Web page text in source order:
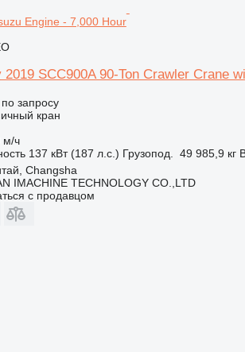
Engine - 7,000 Hour
2019 SCC900A 90-Ton Crawler Crane
запросу
кран
м/ч
137 кВт (187 л.с.) Грузопод. 49 985,9 кг
Changsha
IMACHINE TECHNOLOGY CO.,LTD
с продавцом